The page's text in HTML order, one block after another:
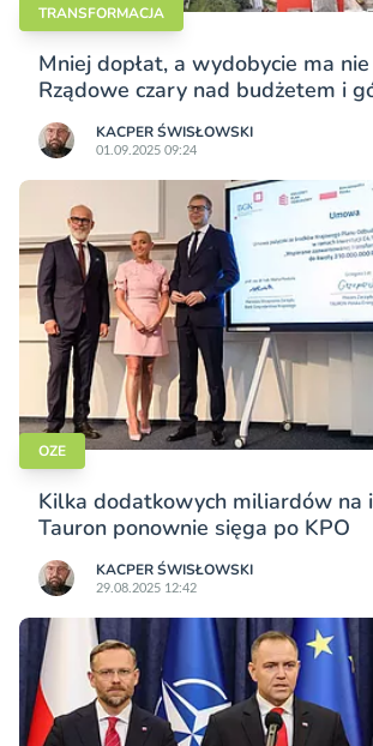
TRANSFORMACJA
Mniej dopłat, a wydobycie ma
Rządowe czary nad budżetem i
KACPER ŚWISŁO­WSKI
01.09.2025 09:24
OZE
Kilka dodatkowych miliardów na
Tauron ponownie sięga po KPO
KACPER ŚWISŁO­WSKI
29.08.2025 12:42